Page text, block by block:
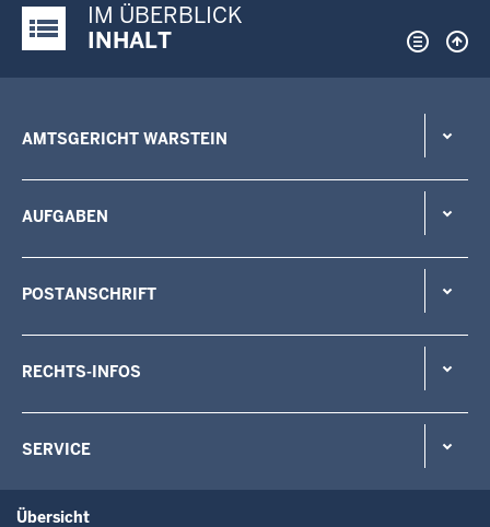
Justiz-Portal im Überblick:
IM ÜBERBLICK
INHALT
AMTSGERICHT WARSTEIN
AUFGABEN
POSTANSCHRIFT
RECHTS-INFOS
SERVICE
Übersicht